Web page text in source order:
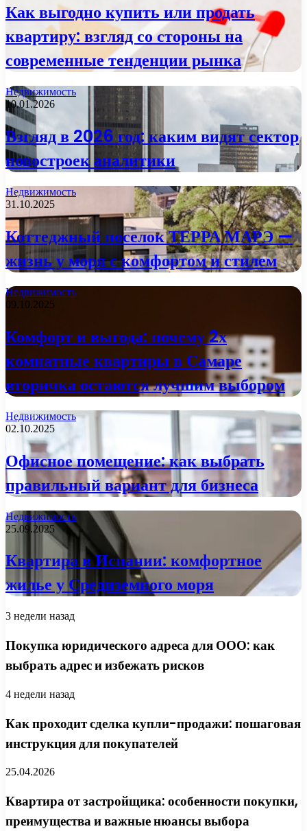
Как выгодно купить или продать
квартиру: взгляд со стороны на
современные тенденции рынка
Недвижимость
10.01.2026
Взгляд в 2026 год: каким видят сектор
новостроек аналитики
Недвижимость
31.10.2025
Коттеджный поселок ТЕРРА МАРЭ —
жизнь у моря с комфортом и стилем
Недвижимость
09.10.2025
Комфорт и выгода: почему 2х
комнатные квартиры в Самаре
вторичка остаются лучшим выбором
Недвижимость
02.10.2025
Офисное помещение: как выбрать
правильный вариант для бизнеса
Недвижимость
25.09.2025
Квартира в Испании: комфортное
жилье у Средиземного моря
3 недели назад
Покупка юридического адреса для ООО: как
выбрать адрес и избежать рисков
4 недели назад
Как проходит сделка купли-продажи: пошаговая
инструкция для покупателей
25.04.2026
Квартира от застройщика: особенности покупки,
преимущества и важные нюансы выбора